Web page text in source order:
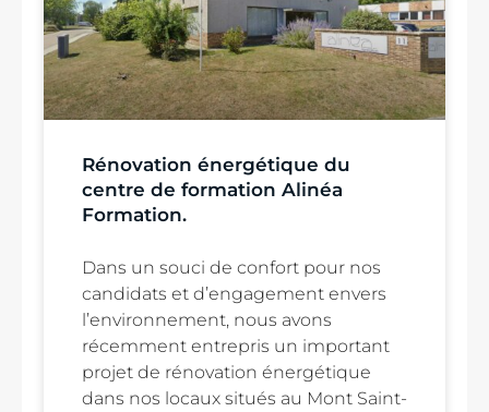
Rénovation énergétique du
centre de formation Alinéa
Formation.
Dans un souci de confort pour nos
candidats et d’engagement envers
l’environnement, nous avons
récemment entrepris un important
projet de rénovation énergétique
dans nos locaux situés au Mont Saint-